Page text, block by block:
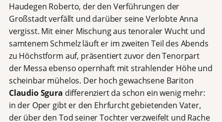
Haudegen Roberto, der den Verführungen der
Großstadt verfällt und darüber seine Verlobte Anna
vergisst. Mit einer Mischung aus tenoraler Wucht und
samtenem Schmelz läuft er im zweiten Teil des Abends
zu Höchstform auf, präsentiert zuvor den Tenorpart
der Messa ebenso opernhaft mit strahlender Höhe und
scheinbar mühelos. Der hoch gewachsene Bariton
Claudio Sgura differenziert da schon ein wenig mehr:
in der Oper gibt er den Ehrfurcht gebietenden Vater,
der über den Tod seiner Tochter verzweifelt und Rache